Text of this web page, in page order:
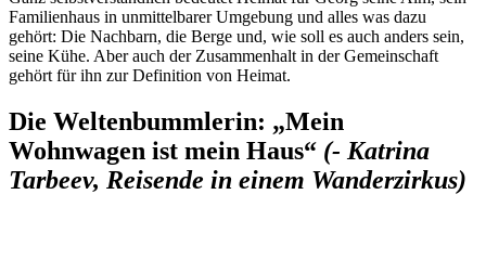
Familienhaus in unmittelbarer Umgebung und alles was dazu
gehört: Die Nachbarn, die Berge und, wie soll es auch anders sein,
seine Kühe. Aber auch der Zusammenhalt in der Gemeinschaft
gehört für ihn zur Definition von Heimat.
Die Weltenbummlerin: „Mein
Wohnwagen ist mein Haus“ (- Katrina
Tarbeev, Reisende in einem Wanderzirkus)